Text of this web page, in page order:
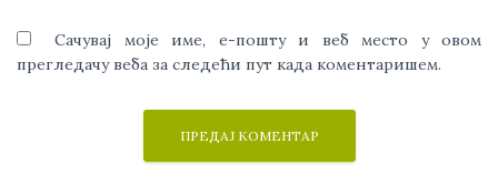
Сачувај моје име, е-пошту и веб место у овом
прегледачу веба за следећи пут када коментаришем.